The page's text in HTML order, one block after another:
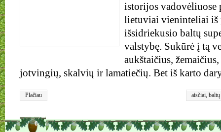
istorijos vadovėliuose
lietuviai vieninteliai iš
išsidriekusio baltų
valstybę. Sukūrė į tą
aukštaičius,
jotvingių, skalvių ir lamatiečių. Bet iš karto
Plačiau aisčiai,
0